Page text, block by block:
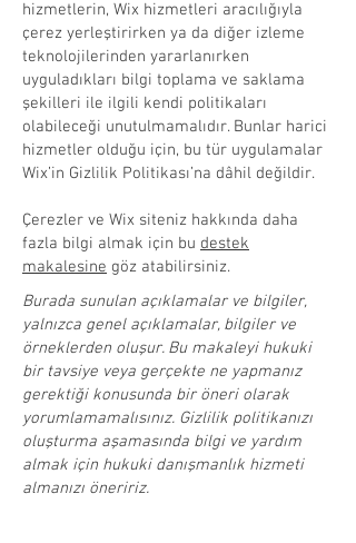
hizmetlerin, Wix hizmetleri aracılığıyla
çerez yerleştirirken ya da diğer izleme
teknolojilerinden yararlanırken
uyguladıkları bilgi toplama ve saklama
şekilleri ile ilgili kendi politikaları
olabileceği unutulmamalıdır. Bunlar harici
hizmetler olduğu için, bu tür uygulamalar
Wix’in Gizlilik Politikası’na dâhil değildir.
Çerezler ve Wix siteniz hakkında daha
fazla bilgi almak için bu destek
makalesine göz atabilirsiniz.
Burada sunulan açıklamalar ve bilgiler,
yalnızca genel açıklamalar, bilgiler ve
örneklerden oluşur. Bu makaleyi hukuki
bir tavsiye veya gerçekte ne yapmanız
gerektiği konusunda bir öneri olarak
yorumlamamalısınız. Gizlilik politikanızı
oluşturma aşamasında bilgi ve yardım
almak için hukuki danışmanlık hizmeti
almanızı öneririz.